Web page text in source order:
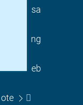
sa
ng
eb
ote